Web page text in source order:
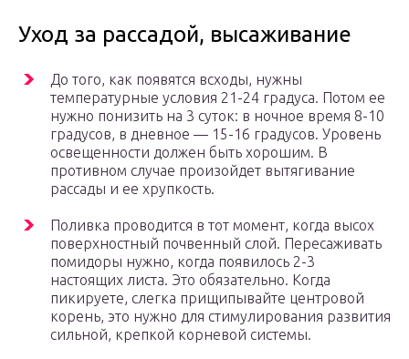
Уход за рассадой, высаживание
До того, как появятся всходы, нужны
температурные условия 21-24 градуса. Потом ее
нужно понизить на 3 суток: в ночное время 8-10
градусов, в дневное — 15-16 градусов. Уровень
освещенности должен быть хорошим. В
противном случае произойдет вытягивание
рассады и ее хрупкость.
Поливка проводится в тот момент, когда высох
поверхностный почвенный слой. Пересаживать
помидоры нужно, когда появилось 2-3
настоящих листа. Это обязательно. Когда
пикируете, слегка прищипывайте центровой
корень, это нужно для стимулирования развития
сильной, крепкой корневой системы.